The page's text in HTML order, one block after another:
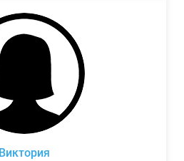
Виктория